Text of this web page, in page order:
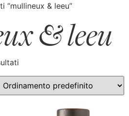
“mullineux & leeu”
& leeu